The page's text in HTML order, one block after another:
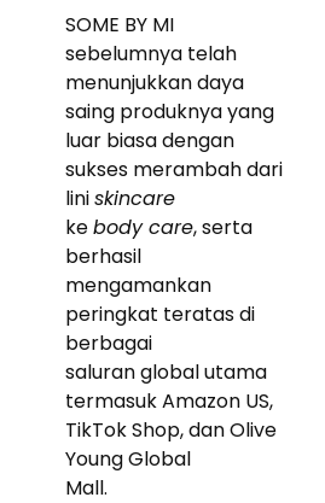
SOME BY MI
sebelumnya telah
menunjukkan daya
saing produknya yang
luar biasa dengan
sukses merambah dari
liniskincare
kebody care, serta
berhasil
mengamankan
peringkat teratas di
berbagai
saluran global utama
termasuk Amazon US,
TikTok Shop, dan Olive
Young Global
Mall.